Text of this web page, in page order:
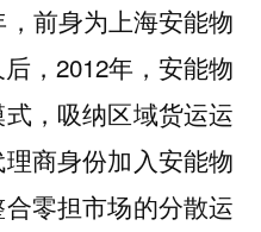
前身为上海安能物
，2012年，安能物
，吸纳区域货运运
商身份加入安能物
零担市场的分散运